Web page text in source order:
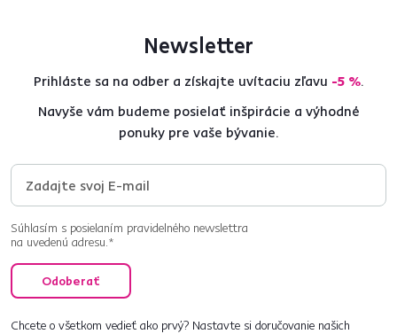
Newsletter
Prihláste sa na odber a získajte uvítaciu zľavu -5 %.
Navyše vám budeme posielať inšpirácie a výhodné
ponuky pre vaše bývanie.
Súhlasím s posielaním pravidelného newslettra
na uvedenú adresu.*
Odoberať
Chcete o všetkom vedieť ako prvý? Nastavte si doručovanie našich